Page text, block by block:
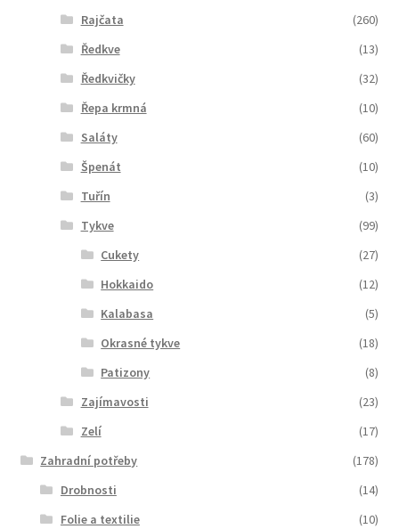
Rajčata
(260)
Ředkve
(13)
Ředkvičky
(32)
Řepa krmná
(10)
Saláty
(60)
Špenát
(10)
Tuřín
(3)
Tykve
(99)
Cukety
(27)
Hokkaido
(12)
Kalabasa
(5)
Okrasné tykve
(18)
Patizony
(8)
Zajímavosti
(23)
Zelí
(17)
Zahradní potřeby
(178)
Drobnosti
(14)
Folie a textilie
(10)